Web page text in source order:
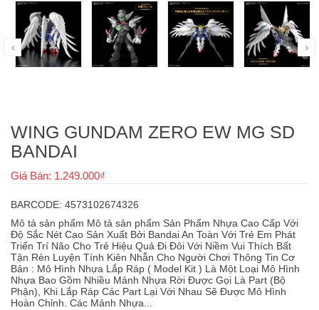
WING GUNDAM ZERO EW MG SD
BANDAI
Giá Bán: 1.249.000₫
BARCODE: 4573102674326
Mô tả sản phẩm Mô tả sản phẩm Sản Phẩm Nhựa Cao Cấp Với
Độ Sắc Nét Cao Sản Xuất Bởi Bandai An Toàn Với Trẻ Em Phát
Triển Trí Não Cho Trẻ Hiệu Quả Đi Đôi Với Niềm Vui Thích Bất
Tận Rèn Luyện Tính Kiên Nhẫn Cho Người Chơi Thông Tin Cơ
Bản : Mô Hình Nhựa Lắp Ráp ( Model Kit ) Là Một Loại Mô Hình
Nhựa Bao Gồm Nhiều Mảnh Nhựa Rời Được Gọi Là Part (Bộ
Phận), Khi Lắp Ráp Các Part Lại Với Nhau Sẽ Được Mô Hình
Hoàn Chỉnh. Các Mảnh Nhựa...